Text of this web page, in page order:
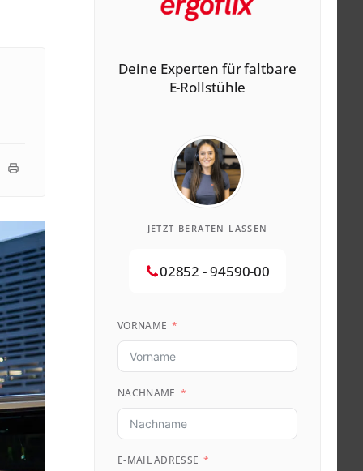
Deine Experten für faltbare
E-Rollstühle
JETZT BERATEN LASSEN
02852 - 94590-00
VORNAME
NACHNAME
E-MAIL ADRESSE